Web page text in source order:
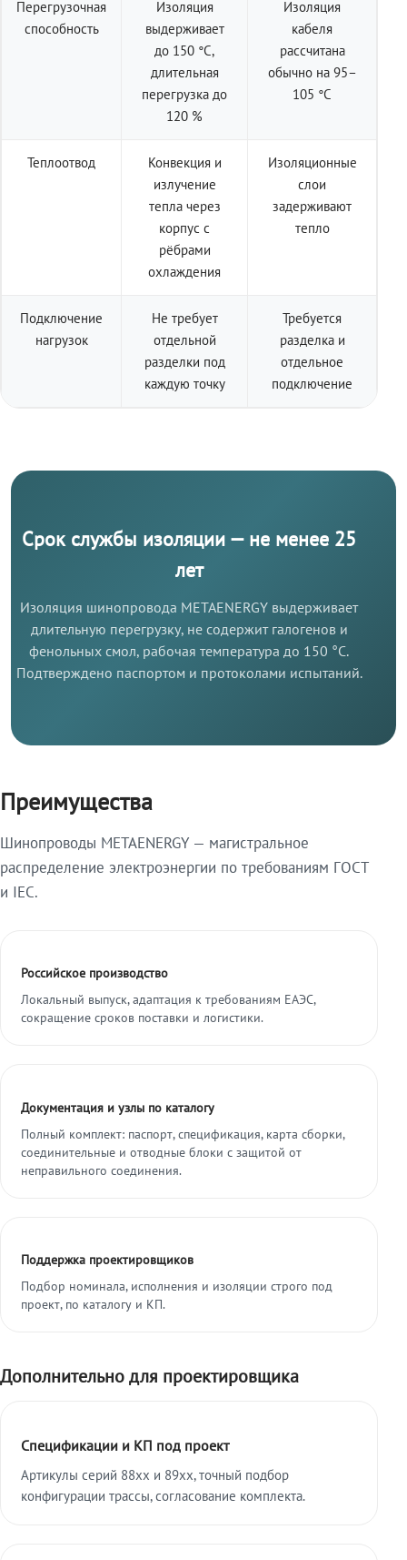
Перегрузочная
способность
Изоляция
выдерживает
до 150 °C,
длительная
перегрузка до
120 %
Изоляция
кабеля
рассчитана
обычно на 95–
105 °C
Теплоотвод
Конвекция и
излучение
тепла через
корпус с
рёбрами
охлаждения
Изоляционные
слои
задерживают
тепло
Подключение
нагрузок
Не требует
отдельной
разделки под
каждую точку
Требуется
разделка и
отдельное
подключение
Срок службы изоляции — не менее 25
лет
Изоляция шинопровода METAENERGY выдерживает
длительную перегрузку, не содержит галогенов и
фенольных смол, рабочая температура до 150 °C.
Подтверждено паспортом и протоколами испытаний.
Преимущества
Шинопроводы METAENERGY — магистральное
распределение электроэнергии по требованиям ГОСТ
и IEC.
Российское производство
Локальный выпуск, адаптация к требованиям ЕАЭС,
сокращение сроков поставки и логистики.
Документация и узлы по каталогу
Полный комплект: паспорт, спецификация, карта сборки,
соединительные и отводные блоки с защитой от
неправильного соединения.
Поддержка проектировщиков
Подбор номинала, исполнения и изоляции строго под
проект, по каталогу и КП.
Дополнительно для проектировщика
Спецификации и КП под проект
Артикулы серий 88xx и 89xx, точный подбор
конфигурации трассы, согласование комплекта.